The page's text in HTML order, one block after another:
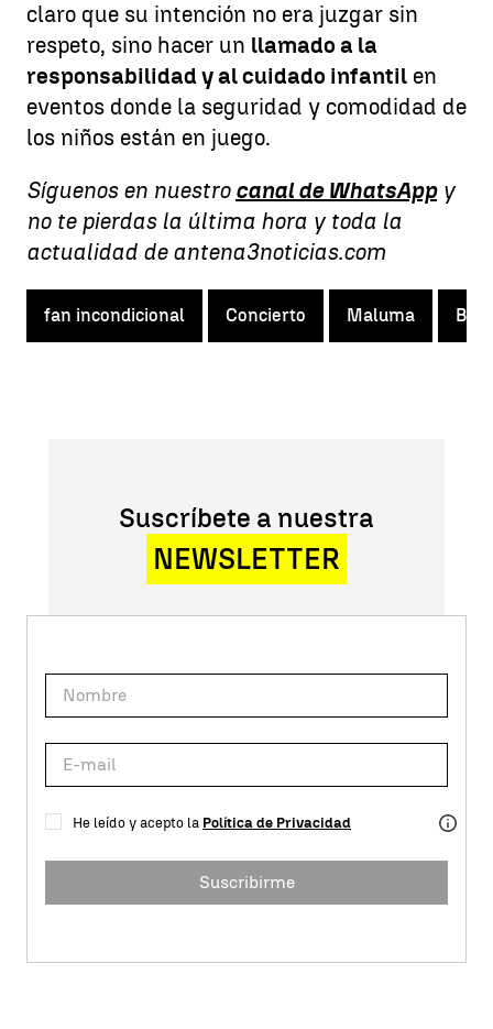
claro que su intención no era juzgar sin
respeto, sino hacer un llamado a la
responsabilidad y al cuidado infantil en
eventos donde la seguridad y comodidad de
los niños están en juego.
Síguenos en nuestro canal de WhatsAppy
no te pierdas la última hora y toda la
actualidad de antena3noticias.com
fan incondicional Concierto Maluma
Suscríbete a nuestra
NEWSLETTER
He leído y acepto la Política de Privacidad
Suscribirme